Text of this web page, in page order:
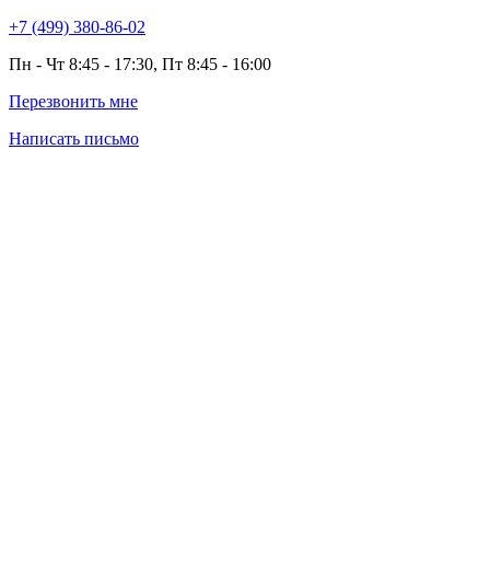
+7 (499) 380-86-02
Пн - Чт 8:45 - 17:30, Пт 8:45 - 16:00
Перезвонить мне
Написать письмо